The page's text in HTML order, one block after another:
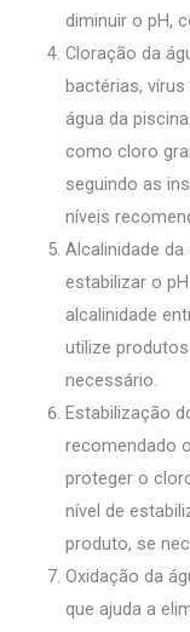
diminuir o pH,
Cloração da
bactérias,
água da
como cloro
seguindo as
níveis
Alcalinidade
estabilizar o
alcalinidade
utilize
necessário.
Estabilização
recomendado
proteger o
nível de
produto, se
Oxidação da
que ajuda a